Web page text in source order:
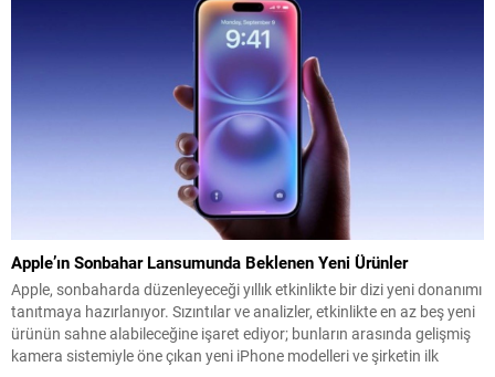
Apple’ın Sonbahar Lansumunda Beklenen Yeni Ürünler
Apple, sonbaharda düzenleyeceği yıllık etkinlikte bir dizi yeni donanımı
tanıtmaya hazırlanıyor. Sızıntılar ve analizler, etkinlikte en az beş yeni
ürünün sahne alabileceğine işaret ediyor; bunların arasında gelişmiş
kamera sistemiyle öne çıkan yeni iPhone modelleri ve şirketin ilk